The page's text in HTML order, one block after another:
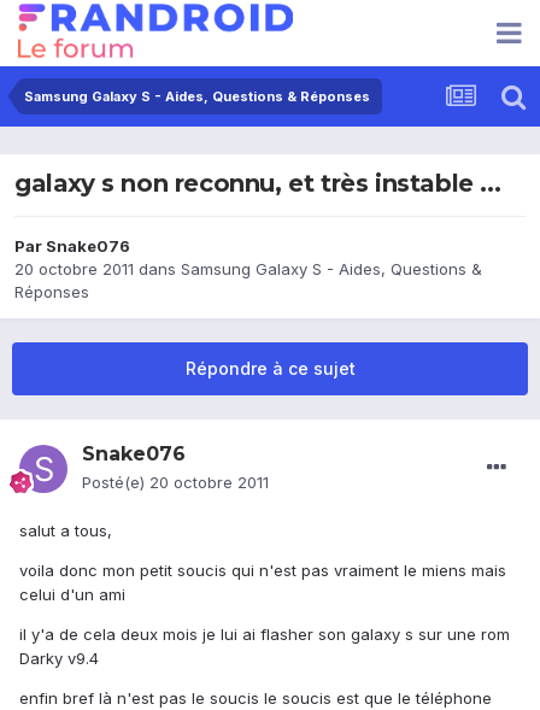
Samsung Galaxy S - Aides, Questions & Réponses
galaxy s non reconnu, et très instable ...
Par Snake076
20 octobre 2011 dans Samsung Galaxy S - Aides, Questions &
Réponses
Répondre à ce sujet
Snake076
Posté(e) 20 octobre 2011
salut a tous,
voila donc mon petit soucis qui n'est pas vraiment le miens mais
celui d'un ami
il y'a de cela deux mois je lui ai flasher son galaxy s sur une rom
Darky v9.4
enfin bref là n'est pas le soucis le soucis est que le téléphone